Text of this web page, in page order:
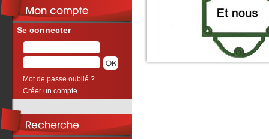
Se connecter
Mot de passe oublié ?
Créer un compte